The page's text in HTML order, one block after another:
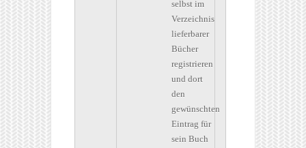
selbst im
Verzeichnis
lieferbarer
Bücher
registrieren
und dort
den
gewünschten
Eintrag für
sein Buch